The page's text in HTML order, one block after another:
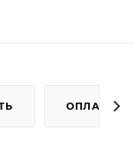
ОПЛАТА